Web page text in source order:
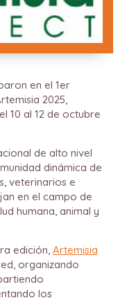
en el 1er
2025,
10 al 12 de octubre
de alto nivel
dinámica de
veterinarios e
en el campo de
humana, animal y
edición, Artemisia
organizando
los